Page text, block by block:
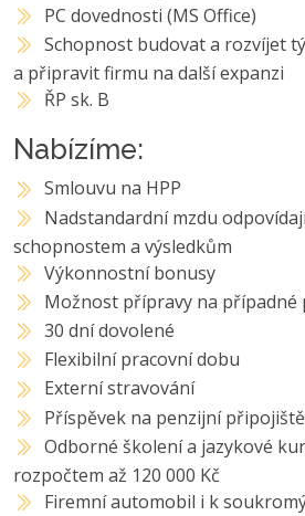
PC dovednosti (MS Office)
Schopnost budovat a rozvíjet
a připravit firmu na další expanzi
ŘP sk. B
Nabízíme:
Smlouvu na HPP
Nadstandardní mzdu
schopnostem a výsledkům
Výkonnostní bonusy
Možnost přípravy na případné
30 dní dovolené
Flexibilní pracovní dobu
Externí stravování
Příspěvek na penzijní
Odborné školení a jazykové
rozpočtem až 120 000 Kč
Firemní automobil i k